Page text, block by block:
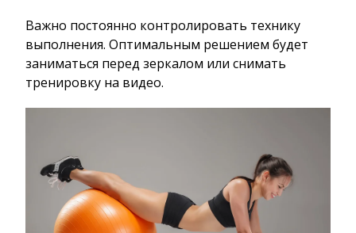
Важно постоянно контролировать технику
выполнения. Оптимальным решением будет
заниматься перед зеркалом или снимать
тренировку на видео.